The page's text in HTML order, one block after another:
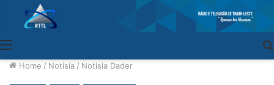
Home / Notísia / Notísia Dader